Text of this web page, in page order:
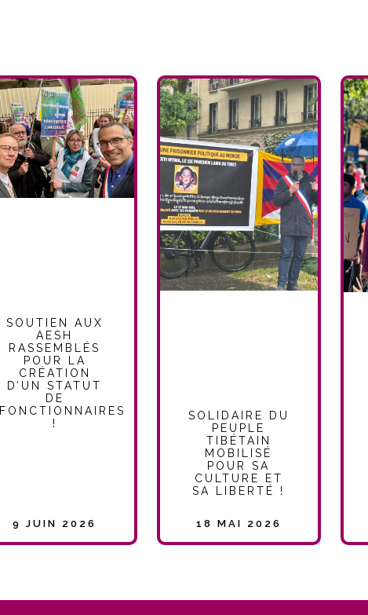
SOUTIEN AUX
AESH
RASSEMBLÉS
POUR LA
CRÉATION
D’UN STATUT
DE
FONCTIONNAIRES
!
9 JUIN 2026
SOLIDAIRE DU
PEUPLE
TIBÉTAIN
MOBILISÉ
POUR SA
CULTURE ET
SA LIBERTÉ !
18 MAI 2026